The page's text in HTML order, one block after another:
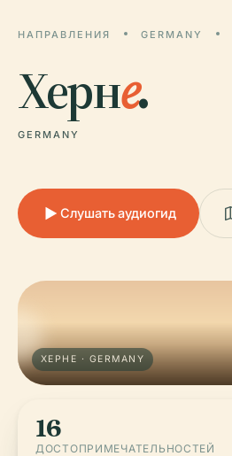
НАПРАВЛЕНИЯ GERMANY
Херне.
GERMANY
Слушать аудиогид
ХЕРНЕ · GERMANY
16
ДОСТОПРИМЕЧАТЕЛЬНОСТЕЙ